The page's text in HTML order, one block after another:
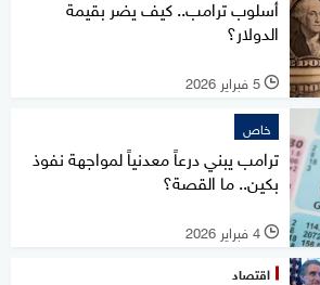
أسلوب ترامب.. كيف يضر بقيمة
الدولار؟
l 5 فبراير 2026
خاص
ترامب يبني درعاً معدنياً لمواجهة نفوذ
بكين.. ما القصة؟
l 4 فبراير 2026
اقتصاد